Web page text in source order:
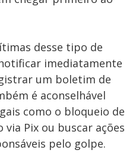
desse tipo de
imediatamente
um boletim de
é aconselhável
como o bloqueio de
via Pix ou buscar ações
pelo golpe.